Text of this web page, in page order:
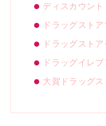
ディスカウン
ドラッグスト
ドラッグスト
ドラッグイレ
大賀ドラッグ